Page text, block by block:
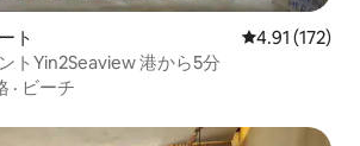
ト レビュー172
4.91 (172)
トYin2Seaview 港から5分
· ビーチ